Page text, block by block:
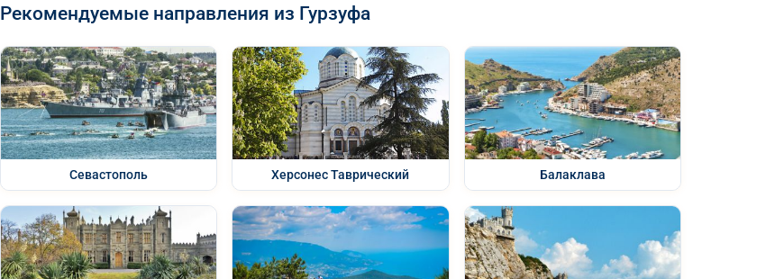
Рекомендуемые направления из Гурзуфа
Севастополь Херсонес Таврический Балаклава